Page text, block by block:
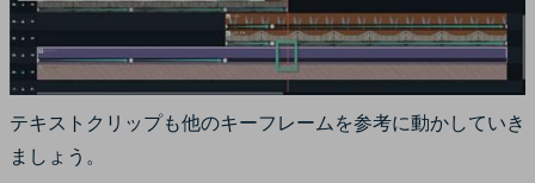
テキストクリップも他のキーフレームを参考に動かしていき
ましょう。